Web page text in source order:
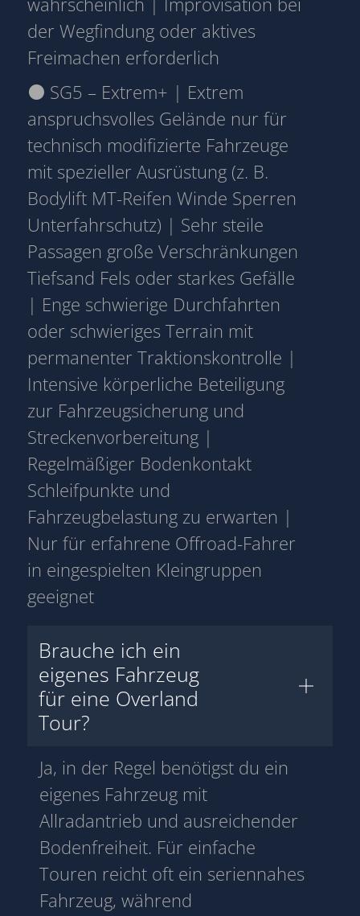
der Wegfindung oder aktives
Freimachen erforderlich
⚫ SG5 – Extrem+ | Extrem
anspruchsvolles Gelände nur für
technisch modifizierte Fahrzeuge
mit spezieller Ausrüstung (z. B.
Bodylift MT-Reifen Winde Sperren
Unterfahrschutz) | Sehr steile
Passagen große Verschränkungen
Tiefsand Fels oder starkes Gefälle
| Enge schwierige Durchfahrten
oder schwieriges Terrain mit
permanenter Traktionskontrolle |
Intensive körperliche Beteiligung
zur Fahrzeugsicherung und
Streckenvorbereitung |
Regelmäßiger Bodenkontakt
Schleifpunkte und
Fahrzeugbelastung zu erwarten |
Nur für erfahrene Offroad-Fahrer
in eingespielten Kleingruppen
geeignet
Brauche ich ein
eigenes Fahrzeug
für eine Overland
Tour?
Ja, in der Regel benötigst du ein
eigenes Fahrzeug mit
Allradantrieb und ausreichender
Bodenfreiheit. Für einfache
Touren reicht oft ein seriennahes
Fahrzeug, während